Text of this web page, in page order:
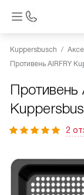
Kuppersbusch
Противень AIRFRY
Противень
2